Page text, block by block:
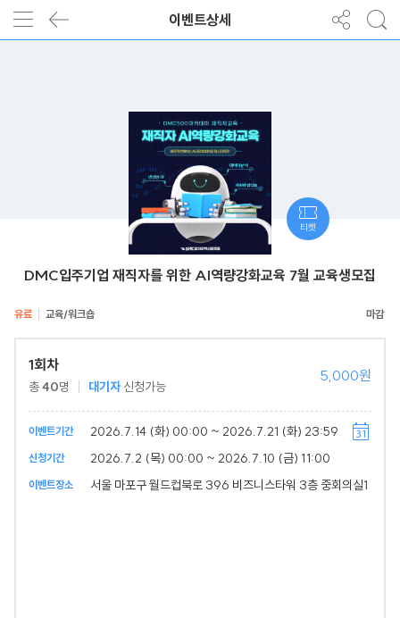
이벤트상세
DMC입주기업 재직자를 위한 AI역량강화교육 7월 교육생모집
유료 교육/워크숍
1회차
총40명 대기자 신청가능
5,000원
이벤트기간 2026.7.14 (화) 00:00 ~ 2026.7.21 (화) 23:59
신청기간 2026.7.2 (목) 00:00 ~ 2026.7.10 (금) 11:00
이벤트장소 서울 마포구 월드컵북로 396 비즈니스타워 3층 중회의실1
티켓